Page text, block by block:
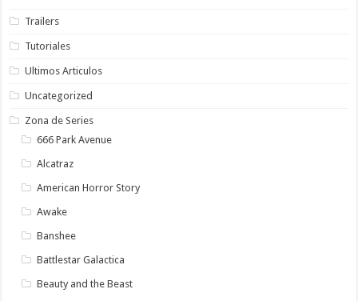
Trailers
Tutoriales
Ultimos Articulos
Uncategorized
Zona de Series
666 Park Avenue
Alcatraz
American Horror Story
Awake
Banshee
Battlestar Galactica
Beauty and the Beast